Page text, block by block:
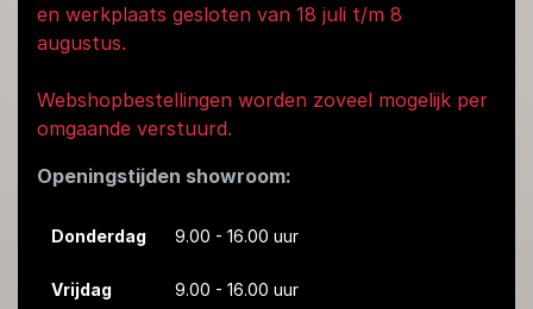
en werkplaats gesloten van 18 juli t/m 8
augustus.
Webshopbestellingen worden zoveel mogelijk per
omgaande verstuurd.
Openingstijden showroom:
Donderdag 9.00 - 16.00 uur
Vrijdag 9.00 - 16.00 uur